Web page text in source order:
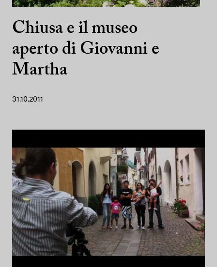
Chiusa e il museo
aperto di Giovanni e
Martha
31.10.2011